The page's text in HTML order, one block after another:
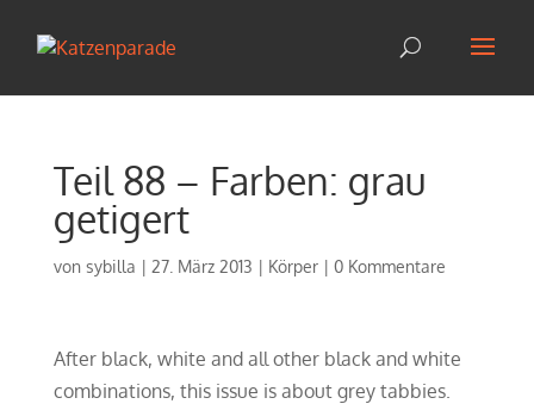
Teil 88 – Farben: grau
getigert
von sybilla | 27. März 2013 | Körper| 0 Kommentare
After black, white and all other black and white
combinations, this issue is about grey tabbies.